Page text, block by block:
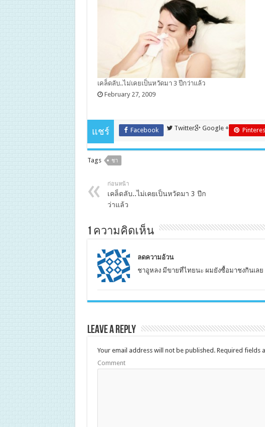
เคล็ดลับ..ไม่เคยเป็นหวัดมา 3 ปีกว่าแล้ว‏
February 27, 2009
แชร์ Facebook Twitter Google +
Tags ชา
ก่อนหน้า
เคล็ดลับ..ไม่เคยเป็นหวัดมา 3 ปีก
1 ความคิดเห็น
ลดความอ้วน
ชาอูหลง มีขายที่ไทยนะ ผมยังซื้อมาชงกินเลย
Leave a Reply
Your email address will not be published.Required fields
Comment